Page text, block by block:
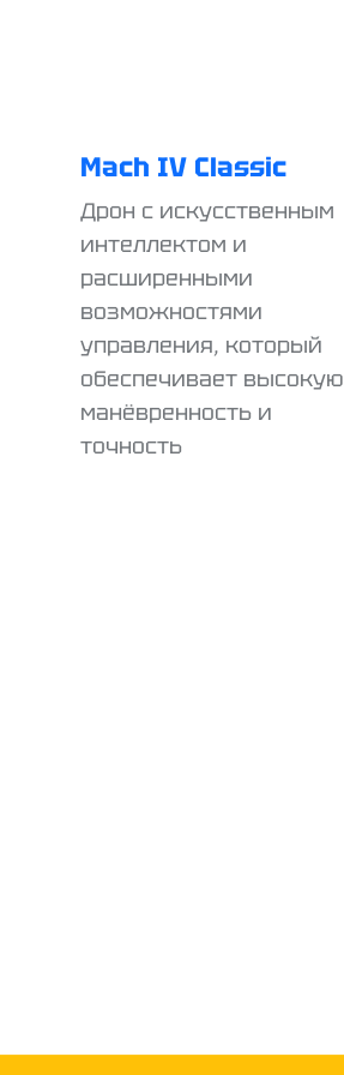
Mach IV Classic
Дрон с искусственным
интеллектом и
расширенными
возможностями
управления, который
обеспечивает высокую
манёвренность и
точность